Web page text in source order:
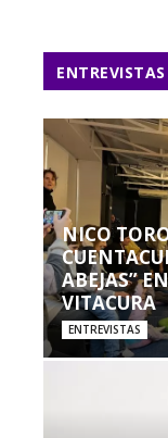
ENTREVISTAS
NICO
ABEJAS”
VITACURA
ENTREVISTAS